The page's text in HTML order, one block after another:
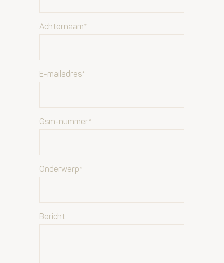
Achternaam*
E-mailadres*
Gsm-nummer*
Onderwerp*
Bericht